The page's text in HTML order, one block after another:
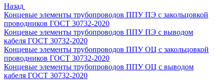
Назад
Концевые элементы трубопроводов ППУ ПЭ с закольцовкой
проводников ГОСТ 30732-2020
Концевые элементы трубопроводов ППУ ПЭ с выводом
кабеля ГОСТ 30732-2020
Концевые элементы трубопроводов ППУ ОЦ с закольцовкой
проводников ГОСТ 30732-2020
Концевые элементы трубопроводов ППУ ОЦ с выводом
кабеля ГОСТ 30732-2020